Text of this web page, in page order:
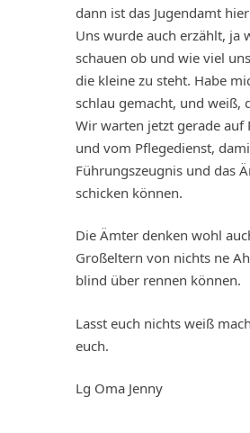
dann ist das Jugendamt
Uns wurde auch erzählt, ja
schauen ob und wie viel
die kleine zu steht. Habe
schlau gemacht, und weiß,
Wir warten jetzt gerade auf
und vom Pflegedienst,
Führungszeugnis und das
schicken können.
Die Ämter denken wohl
Großeltern von nichts ne
blind über rennen können.
Lasst euch nichts weiß
euch.
Lg Oma Jenny